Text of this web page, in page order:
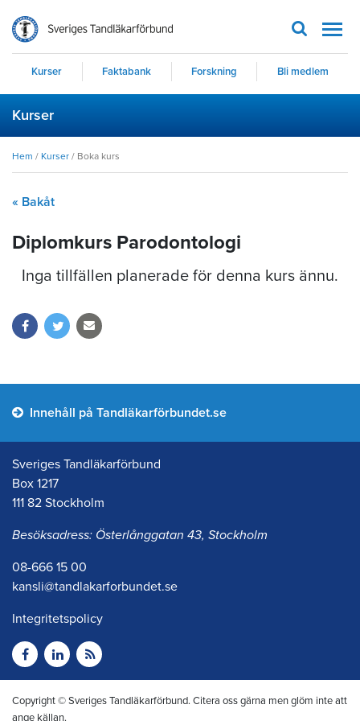
Kurser Faktabank Forskning Bli medlem
Kurser
Hem / Kurser / Boka kurs
« Bakåt
Diplomkurs Parodontologi
Inga tillfällen planerade för denna kurs ännu.
Innehåll på Tandläkarförbundet.se
Sveriges Tandläkarförbund
Box 1217
111 82 Stockholm
Besöksadress: Österlånggatan 43, Stockholm
08-666 15 00
kansli@tandlakarforbundet.se
Integritetspolicy
Copyright © Sveriges Tandläkarförbund. Citera oss gärna men glöm inte att
ange källan.